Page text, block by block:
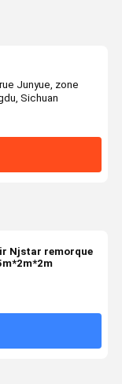
Junyue, zone
Sichuan
Njstar remorque